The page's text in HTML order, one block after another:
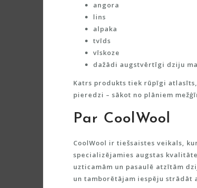
angora
lins
alpaka
tvīds
vīskoze
dažādi augstvērtīgi dziju
Katrs produkts tiek rūpīgi
pieredzi – sākot no plāniem
Par CoolWool
CoolWool ir tiešsaistes veikals,
specializējamies augstas
uzticamām un pasaulē atzītām
un tamborētājam iespēju